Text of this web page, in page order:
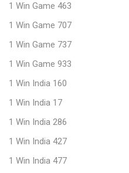
1 Win Game 463
1 Win Game 707
1 Win Game 737
1 Win Game 933
1 Win India 160
1 Win India 17
1 Win India 286
1 Win India 427
1 Win India 477